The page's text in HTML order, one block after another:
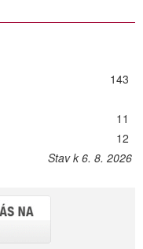
143
11
12
Stav k 6. 8. 2026